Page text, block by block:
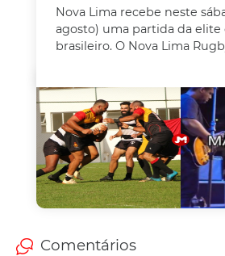
Nova Lima recebe neste
agosto) uma partida da
brasileiro. O Nova Lima
Comentários